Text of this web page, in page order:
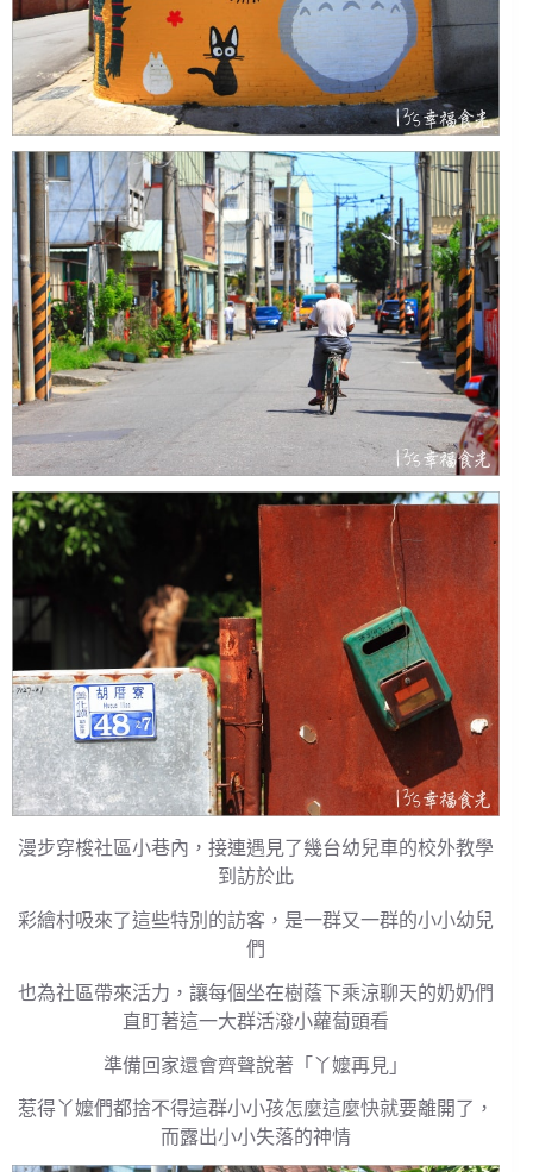
漫步穿梭社區小巷內，接連遇見了幾台幼兒車的校外教學
到訪於此
彩繪村吸來了這些特別的訪客，是一群又一群的小小幼兒
們
也為社區帶來活力，讓每個坐在樹蔭下乘涼聊天的奶奶們
直盯著這一大群活潑小蘿蔔頭看
準備回家還會齊聲說著「丫嬤再見」
惹得丫嬤們都捨不得這群小小孩怎麼這麼快就要離開了，
而露出小小失落的神情